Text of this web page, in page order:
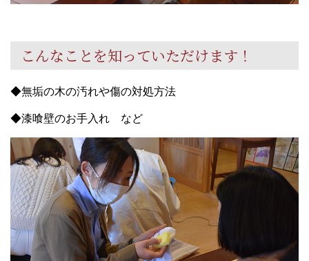
こんなことを知っていただけます！
◆無垢の木の汚れや傷の対処方法
◆漆喰壁のお手入れ など